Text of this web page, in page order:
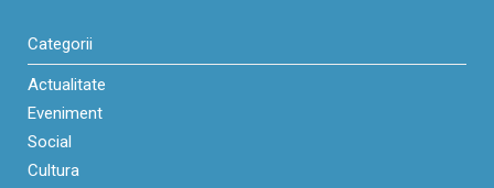
Categorii
Actualitate
Eveniment
Social
Cultura